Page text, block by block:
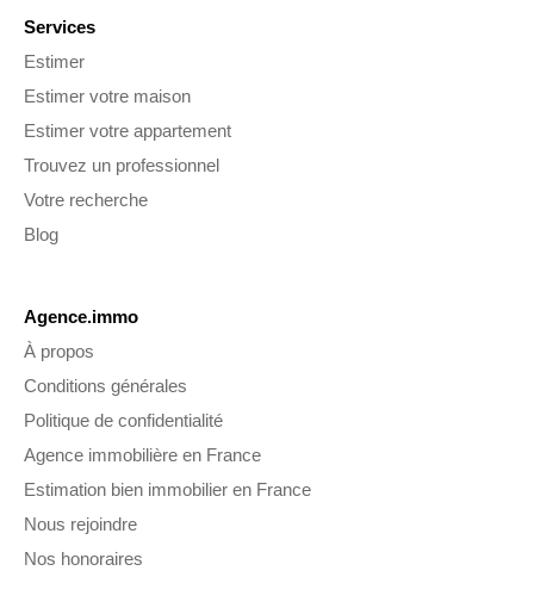
Services
Estimer
Estimer votre maison
Estimer votre appartement
Trouvez un professionnel
Votre recherche
Blog
Agence.immo
À propos
Conditions générales
Politique de confidentialité
Agence immobilière en France
Estimation bien immobilier en France
Nous rejoindre
Nos honoraires